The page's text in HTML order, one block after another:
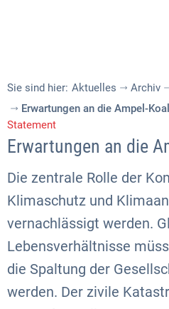
Sie sind hier: Aktuelles Archiv
Erwartungen an die Ampel-
Statement
Erwartungen an die
Die zentrale Rolle der
Klimaschutz und
vernachlässigt werden.
Lebensverhältnisse
die Spaltung der
werden. Der zivile